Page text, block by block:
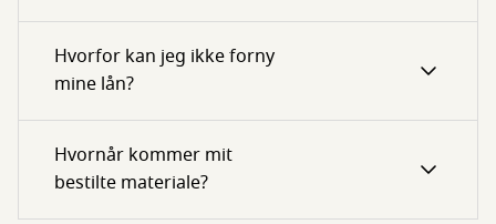
Hvorfor kan jeg ikke forny
mine lån?
Hvornår kommer mit
bestilte materiale?